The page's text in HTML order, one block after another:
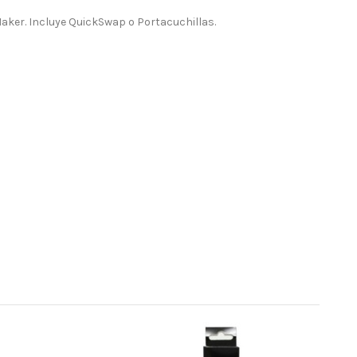
Incluye QuickSwap o Portacuchillas.